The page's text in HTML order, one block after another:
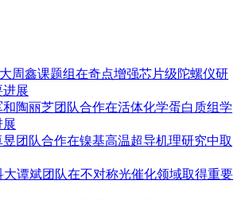
周鑫课题组在奇点增强芯片级陀螺仪研
进展
陶丽芝团队合作在活体化学蛋白质组学
展
团队合作在镍基高温超导机理研究中取
大谭斌团队在不对称光催化领域取得重要